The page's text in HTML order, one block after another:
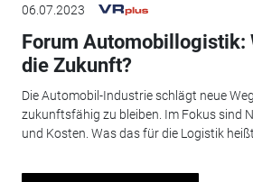
06.07.2023
Forum Automobillogistik:
die Zukunft?
Die Automobil-Industrie schlägt neue
zukunftsfähig zu bleiben. Im Fokus sind
und Kosten. Was das für die Logistik